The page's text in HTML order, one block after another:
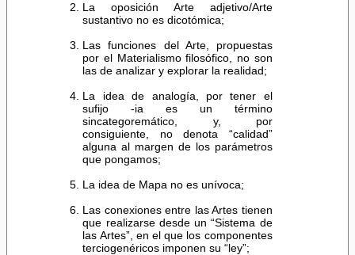
La oposición Arte adjetivo/Arte
sustantivo no es dicotómica;
Las funciones del Arte, propuestas
por el Materialismo filosófico, no son
las de analizar y explorar la realidad;
La idea de analogía, por tener el
sufijo -ia es un término
sincategoremático, y, por
consiguiente, no denota “calidad”
alguna al margen de los parámetros
que pongamos;
La idea de Mapa no es unívoca;
Las conexiones entre las Artes tienen
que realizarse desde un “Sistema de
las Artes”, en el que los componentes
terciogenéricos imponen su “ley”;